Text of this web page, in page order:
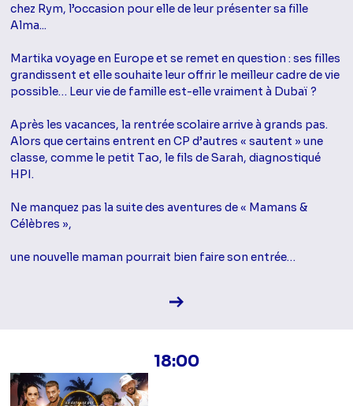
chez Rym, l’occasion pour elle de leur présenter sa fille
Alma...
Martika voyage en Europe et se remet en question : ses filles
grandissent et elle souhaite leur offrir le meilleur cadre de vie
possible… Leur vie de famille est-elle vraiment à Dubaï ?
Après les vacances, la rentrée scolaire arrive à grands pas.
Alors que certains entrent en CP d’autres « sautent » une
classe, comme le petit Tao, le fils de Sarah, diagnostiqué
HPI.
Ne manquez pas la suite des aventures de « Mamans &
Célèbres »,
une nouvelle maman pourrait bien faire son entrée…
Voir la fiche diffusion
18:00